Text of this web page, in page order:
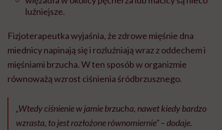
luźniejsze.
Fizjoterapeutka wyjaśnia, że zdrowe mięśnie dna
miednicy napinają się i rozluźniają wraz z oddechem i
mięśniami brzucha. W ten sposób w organizmie
równoważą wzrost ciśnienia śródbrzusznego.
„Wtedy ciśnienie w jamie brzucha, nawet kiedy bardzo
wzrasta, to jest rozłożone równomiernie” – dodaje.